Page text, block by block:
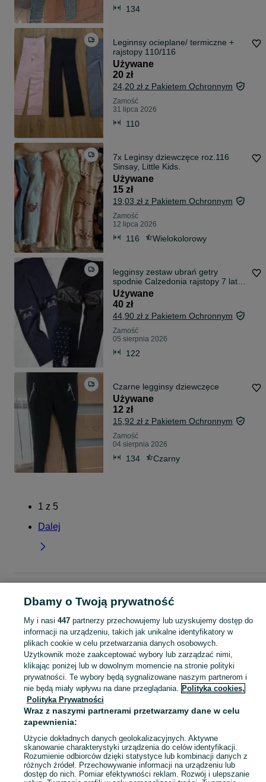
134
Leginnsy ocieplane/ termiczne +
rajstopy 110/116
Używane
20 zł
24,20 zł z Pakietem Ochronnym
Zamość
31 lipca 2026
110
7x Leginsy dziewczęce roz.116
Sinsay, Little Kids.
Używane
15 zł
19,03 zł z Pakietem Ochronnym
Zamość
12 lipca 2026
116 Wielokolorowy
legginsy zestaw ubrań getry
spodnie Calzedonia rajstopy 7 lat
kotek cyrkonie buldog
Używane
40 zł
44,90 zł z Pakietem Ochronnym
Zamość
05 sierpnia 2026
122
Czarne legginsy dziewczęce
Używane
12 zł
15,92 zł z Pakietem Ochronnym
Zamość
04 sierpnia 2026
134 Czarny
1 z 5
Dalej
Legginsy
Legginsy - Lubelskie Legginsy - Zamość
KATEGORIA
garnitur dla dziewczynki,spodnie dzwony dla dziewczynki,strój Zobacz
Mapa kategorii
Mapa miejscowości
Mapa ministron
Popularne wyszukiwania
Dbamy o Twoją prywatność
My i nasi 447partnerzy przechowujemy lub uzyskujemy dostęp do
informacji na urządzeniu, takich jak unikalne identyfikatory w
plikach cookie w celu przetwarzania danych osobowych.
Użytkownik może zaakceptować wybory lub zarządzać nimi,
klikając poniżej lub w dowolnym momencie na stronie polityki
prywatności. Te wybory będą sygnalizowane naszym partnerom i
nie będą miały wpływu na dane przeglądania. Polityka cookies,
Polityka Prywatności
Wraz z naszymi partnerami przetwarzamy dane w celu
zapewnienia:
Użycie dokładnych danych geolokalizacyjnych. Aktywne
skanowanie charakterystyki urządzenia do celów identyfikacji.
Rozumienie odbiorców dzięki statystyce lub kombinacji danych z
różnych źródeł. Przechowywanie informacji na urządzeniu lub
dostęp do nich. Pomiar efektywności reklam. Rozwój i ulepszanie